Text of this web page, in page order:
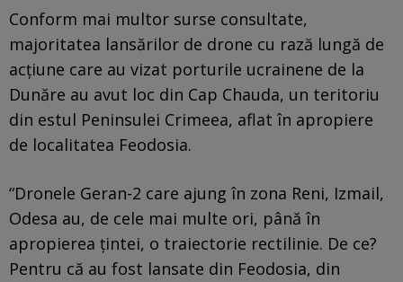
Conform mai multor surse consultate,
majoritatea lansărilor de drone cu rază lungă de
acțiune care au vizat porturile ucrainene de la
Dunăre au avut loc din Cap Chauda, un teritoriu
din estul Peninsulei Crimeea, aflat în apropiere
de localitatea Feodosia.
“Dronele Geran-2 care ajung în zona Reni, Izmail,
Odesa au, de cele mai multe ori, până în
apropierea țintei, o traiectorie rectilinie. De ce?
Pentru că au fost lansate din Feodosia, din